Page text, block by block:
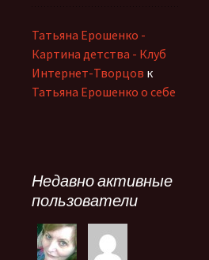
Татьяна Ерошенко -
Картина детства - Клуб
Интернет-Творцов к
Татьяна Ерошенко о себе
Недавно активные
пользователи